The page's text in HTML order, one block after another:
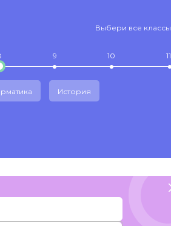
Выбери все классы
9 10 11
История